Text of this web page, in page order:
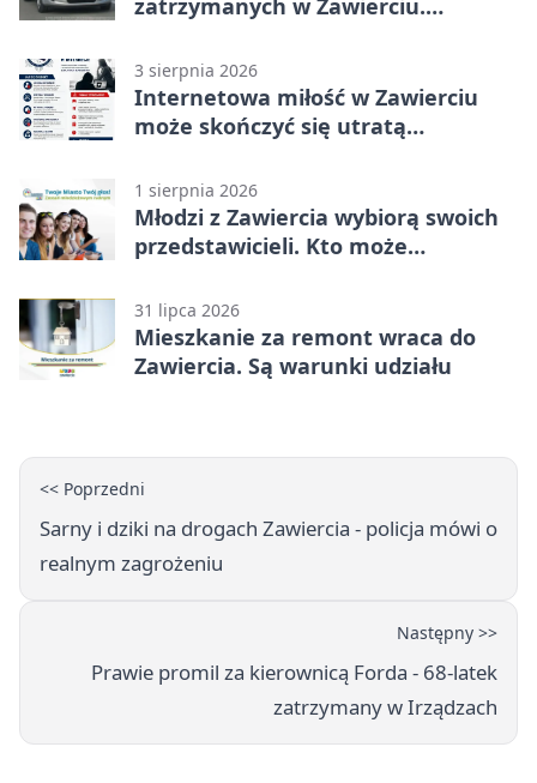
3 sierpnia 2026
Internetowa miłość w Zawierciu
może skończyć się utratą
1 sierpnia 2026
Młodzi z Zawiercia wybiorą swoich
przedstawicieli. Kto może
31 lipca 2026
Mieszkanie za remont wraca do
Zawiercia. Są warunki udziału
<< Poprzedni
Sarny i dziki na drogach Zawiercia - policja mówi o
realnym zagrożeniu
Następny >>
Prawie promil za kierownicą Forda - 68-latek
zatrzymany w Irządzach